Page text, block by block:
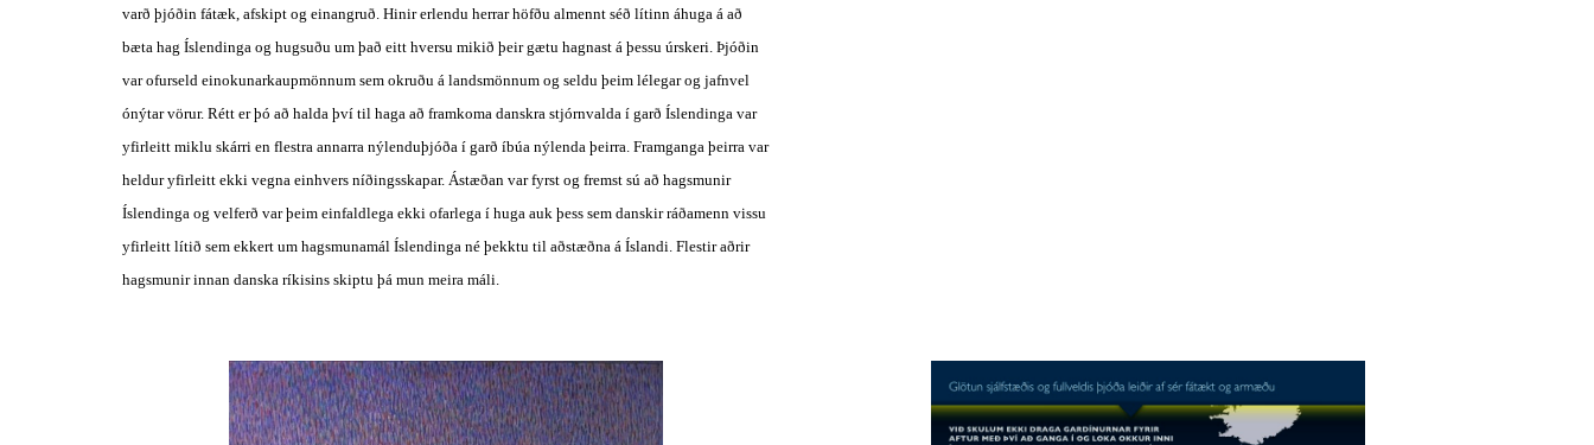
varð þjóðin fátæk, afskipt og einangruð. Hinir erlendu herrar höfðu almennt séð lítinn áhuga á að
bæta hag Íslendinga og hugsuðu um það eitt hversu mikið þeir gætu hagnast á þessu úrskeri. Þjóðin
var ofurseld einokunarkaupmönnum sem okruðu á landsmönnum og seldu þeim lélegar og jafnvel
ónýtar vörur. Rétt er þó að halda því til haga að framkoma danskra stjórnvalda í garð Íslendinga var
yfirleitt miklu skárri en flestra annarra nýlenduþjóða í garð íbúa nýlenda þeirra. Framganga þeirra var
heldur yfirleitt ekki vegna einhvers níðingsskapar. Ástæðan var fyrst og fremst sú að hagsmunir
Íslendinga og velferð var þeim einfaldlega ekki ofarlega í huga auk þess sem danskir ráðamenn vissu
yfirleitt lítið sem ekkert um hagsmunamál Íslendinga né þekktu til aðstæðna á Íslandi. Flestir aðrir
hagsmunir innan danska ríkisins skiptu þá mun meira máli.